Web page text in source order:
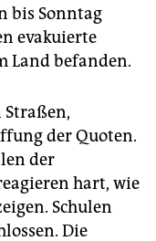
bis Sonntag
evakuierte
Land befanden.
der Quoten.
der
hart, wie
Schulen
Die